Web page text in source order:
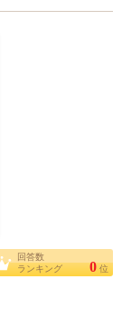
回答数
ランキング
0 位